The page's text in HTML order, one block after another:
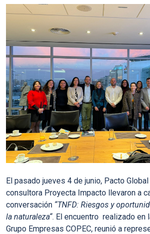
El pasado jueves 4 de junio, Pacto
consultora Proyecta Impacto llevaron a
conversación “TNFD: Riesgos y
la naturaleza“. El encuentro realizado en
Grupo Empresas COPEC, reunió a